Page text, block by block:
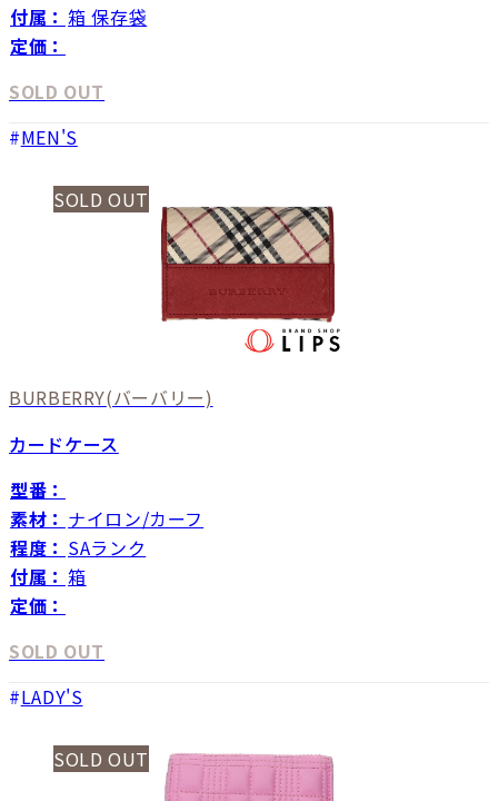
付属： 箱 保存袋
定価：
SOLD OUT
MEN'S
SOLD OUT
BURBERRY(バーバリー)
カードケース
型番：
素材： ナイロン/カーフ
程度： SAランク
付属： 箱
定価：
SOLD OUT
LADY'S
SOLD OUT